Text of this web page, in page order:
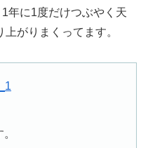
年に1度だけつぶやく天
がりまくってます。